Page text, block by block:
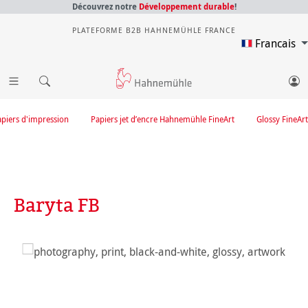
Découvrez notre Développement durable!
PLATEFORME B2B HAHNEMÜHLE FRANCE
Francais
Glossy FineArt
Papiers jet d’encre Hahnemühle FineArt
d'impression
Baryta FB
Ignorer la galerie d'images